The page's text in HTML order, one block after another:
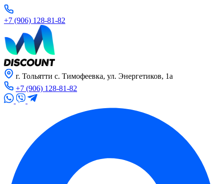
+7 (906) 128-81-82
г. Тольятти с. Тимофеевка, ул. Энергетиков, 1а
+7 (906) 128-81-82